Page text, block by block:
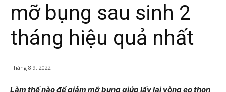
mỡ bụng sau sinh 2
tháng hiệu quả nhất
Tháng 8 9, 2022
Làm thế nào để giảm mỡ bụng giúp lấy lại vòng eo thon